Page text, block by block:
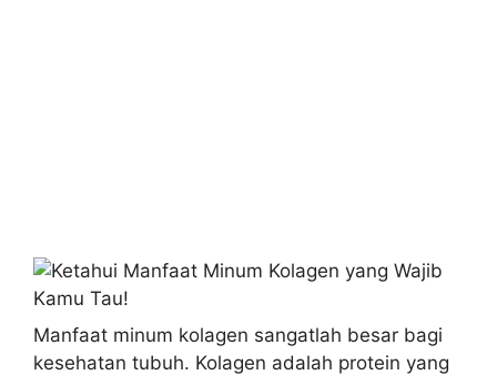
Manfaat minum kolagen sangatlah besar bagi
kesehatan tubuh. Kolagen adalah protein yang